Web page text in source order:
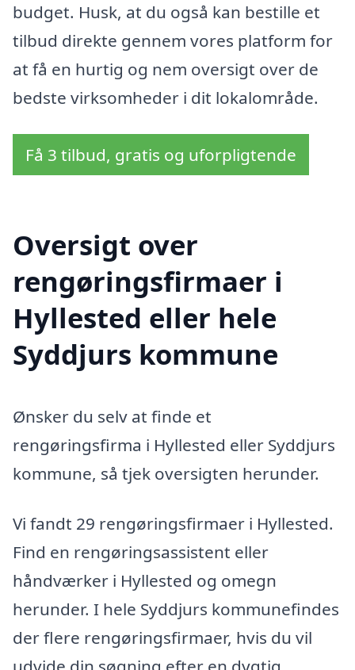
budget. Husk, at du også kan bestille et
tilbud direkte gennem vores platform for
at få en hurtig og nem oversigt over de
bedste virksomheder i dit lokalområde.
Få 3 tilbud, gratis og uforpligtende
Oversigt over
rengøringsfirmaer i
Hyllested eller hele
Syddjurs kommune
Ønsker du selv at finde et
rengøringsfirma i Hyllested eller Syddjurs
kommune, så tjek oversigten herunder.
Vi fandt 29 rengøringsfirmaer i Hyllested.
Find en rengøringsassistent eller
håndværker i Hyllested og omegn
herunder. I hele Syddjurs kommunefindes
der flere rengøringsfirmaer, hvis du vil